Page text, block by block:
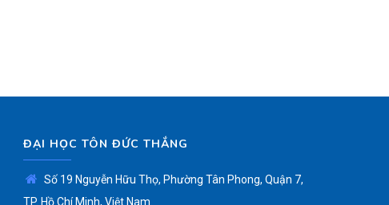
ĐẠI HỌC TÔN ĐỨC THẮNG
Số 19 Nguyễn Hữu Thọ, Phường Tân Phong, Quận 7,
TP. Hồ Chí Minh, Việt Nam.